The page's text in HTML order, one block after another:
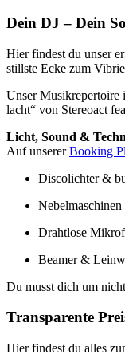
Dein DJ – Dein
Hier findest du unser
stillste Ecke zum
Unser Musikrepertoire
lacht“ von Stereoact
Licht, Sound &
Auf unsererBooking
Discolichter &
Drahtlose
Beamer &
Du musst dich um
Transparente
Hier findest du alles